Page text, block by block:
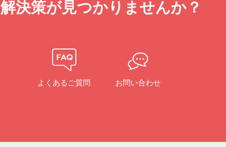
解決策が見つかりませんか？
よくあるご質問 お問い合わせ